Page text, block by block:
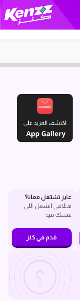
عايز تشتغل معانا؟
هتلاقي الشغل اللي
نفسك فيه
قدم في كنز